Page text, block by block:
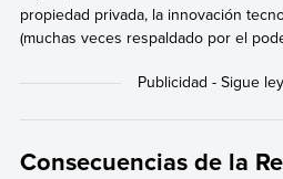
propiedad privada, la innovación
(muchas veces respaldado por el
Consecuencias de la